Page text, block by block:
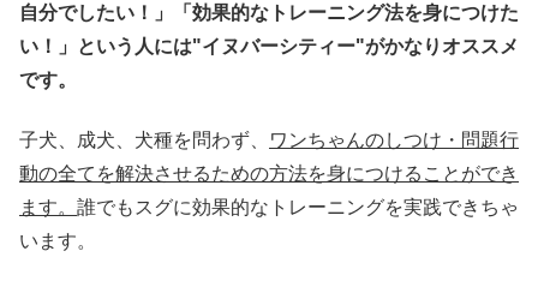
自分でしたい！」「効果的なトレーニング法を身につけた
い！」という人には"イヌバーシティー"がかなりオススメ
です。
子犬、成犬、犬種を問わず、
ワンちゃんのしつけ・問題行
動の全てを解決させるための方法を身につけることができ
ます。 誰でもスグに効果的なトレーニングを実践できちゃ
います。